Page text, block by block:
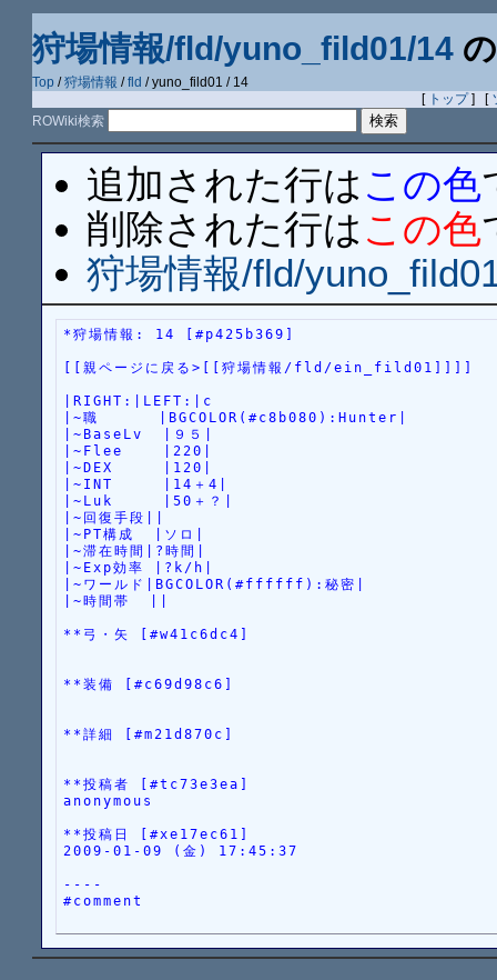
狩場情報/fld/yuno_fild01/14
Top /狩場情報 /fld / yuno_fild01 / 14
[ トップ] [
ROWiki検索
追加された行は この色
削除された行は この色
狩場情報/fld/
*狩場情報: 14 [#p425b369]
[[親ページに戻る>[[狩場情報/fld/ein_fild01]]]]
|RIGHT:|LEFT:|c
|~職      |BGCOLOR(#c8b080):Hunter|
|~BaseLv  |９５|
|~Flee    |220|
|~DEX     |120|
|~INT     |14＋4|
|~Luk     |50＋？|
|~回復手段||
|~PT構成  |ソロ|
|~滞在時間|?時間|
|~Exp効率 |?k/h|
|~ワールド|BGCOLOR(#ffffff):秘密|
|~時間帯  ||
**弓・矢 [#w41c6dc4]
**装備 [#c69d98c6]
**詳細 [#m21d870c]
**投稿者 [#tc73e3ea]
anonymous
**投稿日 [#xe17ec61]
2009-01-09 (金) 17:45:37
----
#comment